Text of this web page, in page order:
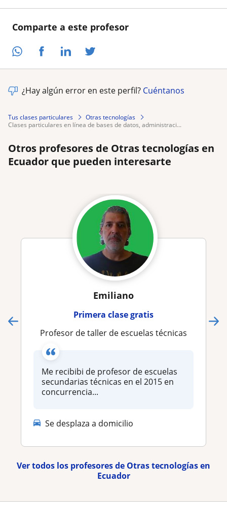
Comparte a este profesor
¿Hay algún error en este perfil? Cuéntanos
Tus clases particulares
Otras tecnologías
clases particulares en línea de bases de datos, administraci...
Otros profesores de Otras tecnologías en
Ecuador que pueden interesarte
Emiliano
Primera clase gratis
Profesor de taller de escuelas técnicas
Me recibibi de profesor de escuelas
secundarias técnicas en el 2015 en
concurrencia...
Se desplaza a domicilio
Ver todos los profesores de Otras tecnologías en
Ecuador